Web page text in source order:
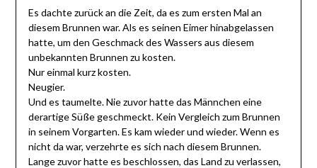
Es dachte zurück an die Zeit, da es zum ersten Mal an
diesem Brunnen war. Als es seinen Eimer hinabgelassen
hatte, um den Geschmack des Wassers aus diesem
unbekannten Brunnen zu kosten.
Nur einmal kurz kosten.
Neugier.
Und es taumelte. Nie zuvor hatte das Männchen eine
derartige Süße geschmeckt. Kein Vergleich zum Brunnen
in seinem Vorgarten. Es kam wieder und wieder. Wenn es
nicht da war, verzehrte es sich nach diesem Brunnen.
Lange zuvor hatte es beschlossen, das Land zu verlassen,